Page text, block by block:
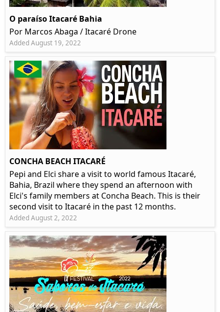
O paraíso Itacaré Bahia
Por Marcos Abaga / Itacaré Drone
Added August 19, 2022
CONCHA BEACH ITACARÉ
Pepi and Elci share a visit to world famous Itacaré,
Bahia, Brazil where they spend an afternoon with
Elci's family members at Concha Beach. This is their
second visit to Itacaré in the past 12 months.
Added August 2, 2022